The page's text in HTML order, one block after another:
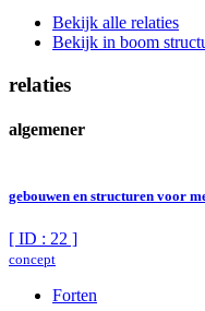
Bekijk alle relaties
Bekijk in boom
relaties
algemener
gebouwen en structuren voor
[ ID : 22 ]
concept
Forten